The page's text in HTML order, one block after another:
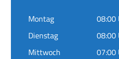
Montag
08:00
Dienstag
08:00
Mittwoch
07:00